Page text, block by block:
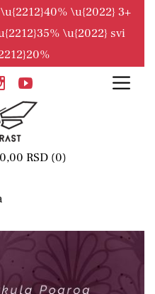
\u{2022} 3+
\u{2022} svi
0,00 RSD (0)